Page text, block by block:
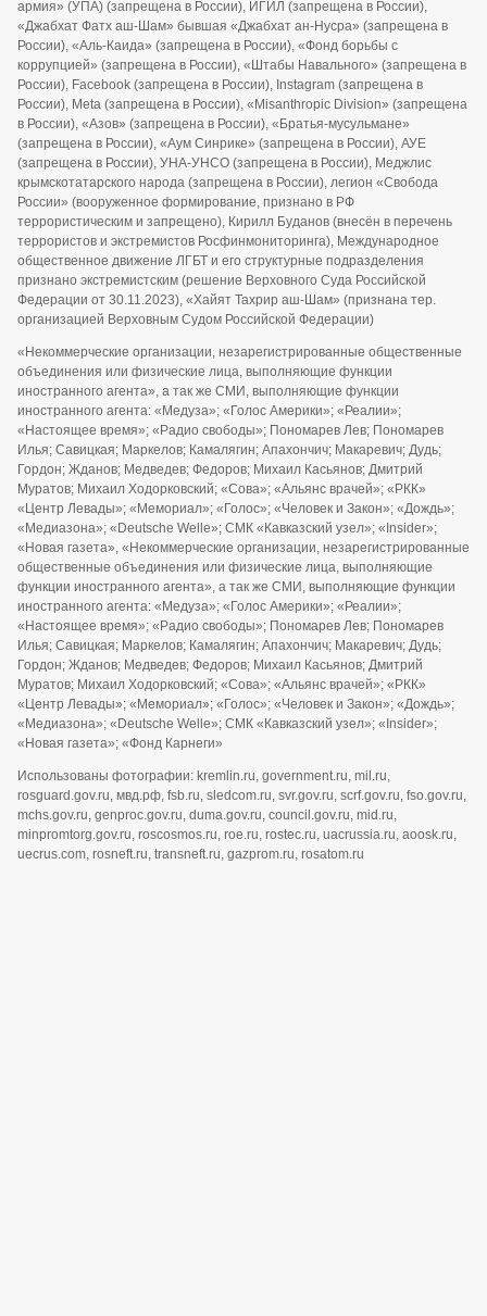
армия» (УПА) (запрещена в России), ИГИЛ (запрещена в России),
«Джабхат Фатх аш-Шам» бывшая «Джабхат ан-Нусра» (запрещена в
России), «Аль-Каида» (запрещена в России), «Фонд борьбы с
коррупцией» (запрещена в России), «Штабы Навального» (запрещена в
России), Facebook (запрещена в России), Instagram (запрещена в
России), Meta (запрещена в России), «Misanthropic Division» (запрещена
в России), «Азов» (запрещена в России), «Братья-мусульмане»
(запрещена в России), «Аум Синрике» (запрещена в России), АУЕ
(запрещена в России), УНА-УНСО (запрещена в России), Меджлис
крымскотатарского народа (запрещена в России), легион «Свобода
России» (вооруженное формирование, признано в РФ
террористическим и запрещено), Кирилл Буданов (внесён в перечень
террористов и экстремистов Росфинмониторинга), Международное
общественное движение ЛГБТ и его структурные подразделения
признано экстремистским (решение Верховного Суда Российской
Федерации от 30.11.2023), «Хайят Тахрир аш-Шам» (признана тер.
организацией Верховным Судом Российской Федерации)
«Некоммерческие организации, незарегистрированные общественные
объединения или физические лица, выполняющие функции
иностранного агента», а так же СМИ, выполняющие функции
иностранного агента: «Медуза»; «Голос Америки»; «Реалии»;
«Настоящее время»; «Радио свободы»; Пономарев Лев; Пономарев
Илья; Савицкая; Маркелов; Камалягин; Апахончич; Макаревич; Дудь;
Гордон; Жданов; Медведев; Федоров; Михаил Касьянов; Дмитрий
Муратов; Михаил Ходорковский; «Сова»; «Альянс врачей»; «РКК»
«Центр Левады»; «Мемориал»; «Голос»; «Человек и Закон»; «Дождь»;
«Медиазона»; «Deutsche Welle»; СМК «Кавказский узел»; «Insider»;
«Новая газета», «Некоммерческие организации, незарегистрированные
общественные объединения или физические лица, выполняющие
функции иностранного агента», а так же СМИ, выполняющие функции
иностранного агента: «Медуза»; «Голос Америки»; «Реалии»;
«Настоящее время»; «Радио свободы»; Пономарев Лев; Пономарев
Илья; Савицкая; Маркелов; Камалягин; Апахончич; Макаревич; Дудь;
Гордон; Жданов; Медведев; Федоров; Михаил Касьянов; Дмитрий
Муратов; Михаил Ходорковский; «Сова»; «Альянс врачей»; «РКК»
«Центр Левады»; «Мемориал»; «Голос»; «Человек и Закон»; «Дождь»;
«Медиазона»; «Deutsche Welle»; СМК «Кавказский узел»; «Insider»;
«Новая газета»; «Фонд Карнеги»
Использованы фотографии: kremlin.ru, government.ru, mil.ru,
rosguard.gov.ru, мвд.рф, fsb.ru, sledcom.ru, svr.gov.ru, scrf.gov.ru, fso.gov.ru,
mchs.gov.ru, genproc.gov.ru, duma.gov.ru, council.gov.ru, mid.ru,
minpromtorg.gov.ru, roscosmos.ru, roe.ru, rostec.ru, uacrussia.ru, aoosk.ru,
uecrus.com, rosneft.ru, transneft.ru, gazprom.ru, rosatom.ru